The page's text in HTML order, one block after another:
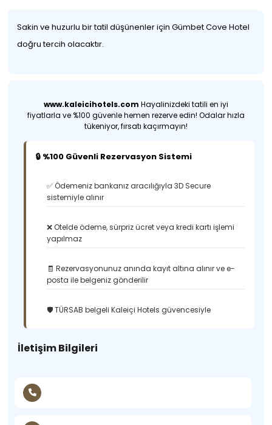
Sakin ve huzurlu bir tatil düşünenler için Gümbet Cove Hotel
doğru tercih olacaktır.
www.kaleicihotels.com Hayalinizdeki tatili en iyi
fiyatlarla ve %100 güvenle hemen rezerve edin! Odalar hızla
tükeniyor, fırsatı kaçırmayın!
🔒 %100 Güvenli Rezervasyon Sistemi
✅ Ödemeniz bankanız aracılığıyla 3D Secure
sistemiyle alınır
❌ Otelde ödeme, sürpriz ücret veya kredi kartı işlemi
yapılmaz
🧾 Rezervasyonunuz anında kayıt altına alınır ve e-
posta ile belgeniz gönderilir
🛡️ TÜRSAB belgeli Kaleiçi Hotels güvencesiyle
İletişim Bilgileri